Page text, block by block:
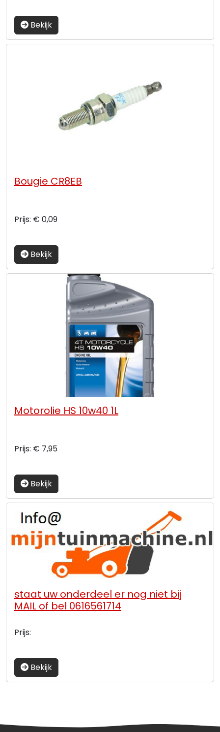
Bekijk
Bougie CR8EB
Prijs: € 0,09
Bekijk
Motorolie HS 10w40 1L
Prijs: € 7,95
Bekijk
staat uw onderdeel er nog niet bij
MAIL of bel 0616561714
Prijs:
Bekijk